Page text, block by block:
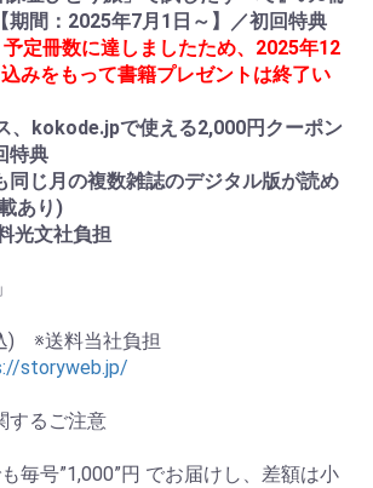
物を続ける
期間：2025年7月1日～】／初回特典
定冊数に達しましたため、2025年12
みをもって書籍プレゼントは終了い
、kokode.jpで使える2,000円クーポン
特典
同じ月の複数雑誌のデジタル版が読め
あり)
光文社負担
) ※送料当社負担
storyweb.jp/
するご注意
毎号”1,000”円 でお届けし、差額は小